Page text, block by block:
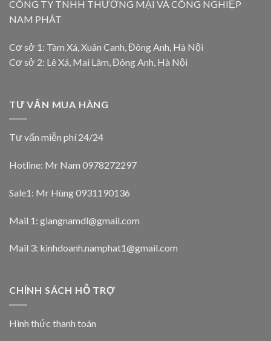
CÔNG TY TNHH THƯƠNG MẠI VÀ CÔNG NGHIỆP
NAM PHÁT
Cơ sở 1: Tàm Xá, Xuân Canh, Đông Anh, Hà Nội
Cơ sở 2: Lê Xá, Mai Lâm, Đông Anh, Hà Nội
TƯ VẤN MUA HÀNG
Tư vấn miễn phí 24/24
Hotline: Mr Nam 0978272297
Sale1: Mr Hùng 0931190136
Mail 1: giangnamdl@gmail.com
Mail 3: kinhdoanh.namphat1@gmail.com
CHÍNH SÁCH HỖ TRỢ
Hình thức thanh toán